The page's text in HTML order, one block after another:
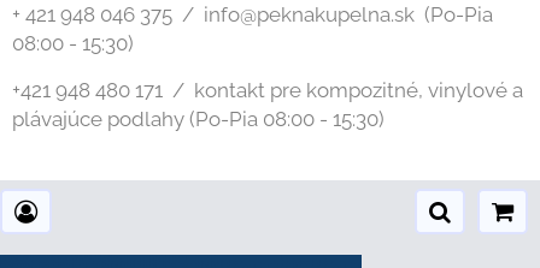
+ 421 948 046 375 / info@peknakupelna.sk (Po-Pia
08:00 - 15:30)
+421 948 480 171 / kontakt pre kompozitné, vinylové a
plávajúce podlahy (Po-Pia 08:00 - 15:30)